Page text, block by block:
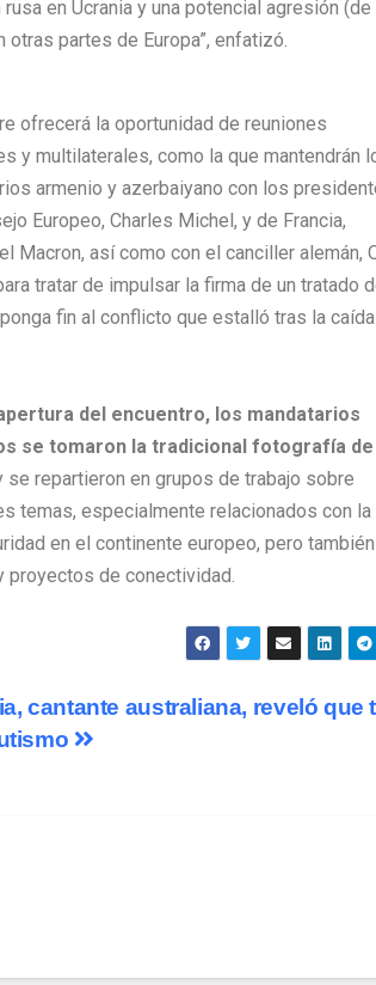
en Ucrania y una potencial agresión (de
otras partes de Europa”, enfatizó.
ofrecerá la oportunidad de reuniones
y multilaterales, como la que mantendrán
armenio y azerbaiyano con los
Europeo, Charles Michel, y de Francia,
Macron, así como con el canciller alemán,
tratar de impulsar la firma de un tratado
fin al conflicto que estalló tras la
del encuentro, los mandatarios
se tomaron la tradicional fotografía de
se repartieron en grupos de trabajo sobre
temas, especialmente relacionados con la
en el continente europeo, pero
proyectos de conectividad.
cantante australiana, reveló que